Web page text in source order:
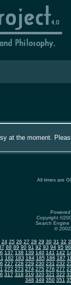
at the moment.
All times are
Copyright
Search
©
24 25 26 27 28 29 30 31 32
88 89 90 91 92 93 94 95 96
137 138 139 140 141 142
182 183 184 185 186 187
227 228 229 230 231 232
272 273 274 275 276 277
317 318 319 320 321 322
348 349 350 351